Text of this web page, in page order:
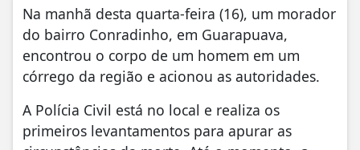
Na manhã desta quarta-feira (16), um morador
do bairro Conradinho, em Guarapuava,
encontrou o corpo de um homem em um
córrego da região e acionou as autoridades.
A Polícia Civil está no local e realiza os
primeiros levantamentos para apurar as